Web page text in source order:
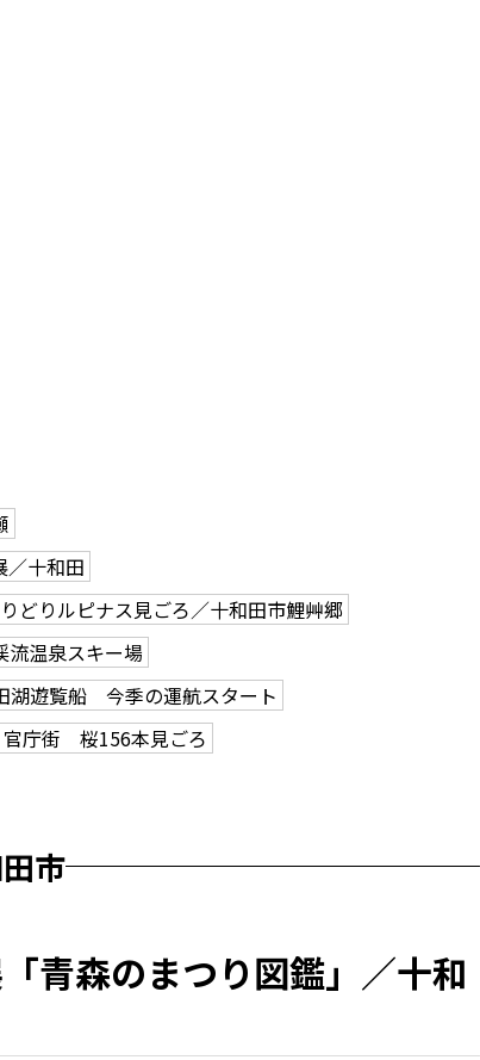
十和田
どりルピナス見ごろ／十和田市鯉艸郷
温泉スキー場
湖遊覧船 今季の運航スタート
官庁街 桜156本見ごろ
市
青森のまつり図鑑」／十和